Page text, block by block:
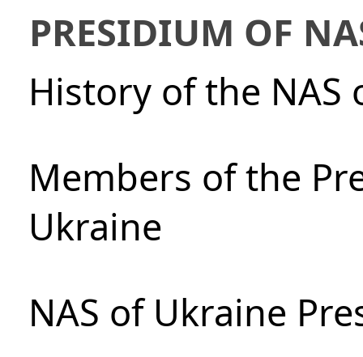
PRESIDIUM OF
History of the NAS
Members of the
Ukraine
NAS of Ukraine